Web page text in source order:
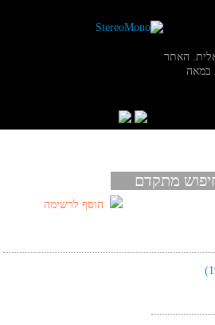
האתר
במאה
מתקדם
הוסף לרשימה